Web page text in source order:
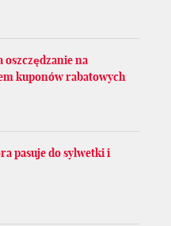
oszczędzanie na
kuponów rabatowych
pasuje do sylwetki i